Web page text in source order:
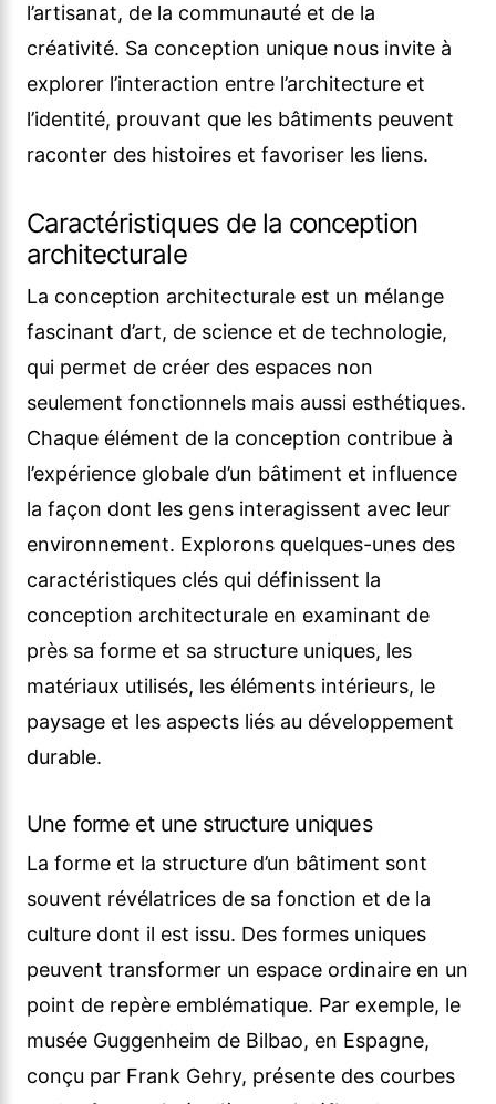
l’artisanat, de la communauté et de la
créativité. Sa conception unique nous invite à
explorer l’interaction entre l’architecture et
l’identité, prouvant que les bâtiments peuvent
raconter des histoires et favoriser les liens.
Caractéristiques de la conception
architecturale
La conception architecturale est un mélange
fascinant d’art, de science et de technologie,
qui permet de créer des espaces non
seulement fonctionnels mais aussi esthétiques.
Chaque élément de la conception contribue à
l’expérience globale d’un bâtiment et influence
la façon dont les gens interagissent avec leur
environnement. Explorons quelques-unes des
caractéristiques clés qui définissent la
conception architecturale en examinant de
près sa forme et sa structure uniques, les
matériaux utilisés, les éléments intérieurs, le
paysage et les aspects liés au développement
durable.
Une forme et une structure uniques
La forme et la structure d’un bâtiment sont
souvent révélatrices de sa fonction et de la
culture dont il est issu. Des formes uniques
peuvent transformer un espace ordinaire en un
point de repère emblématique. Par exemple, le
musée Guggenheim de Bilbao, en Espagne,
conçu par Frank Gehry, présente des courbes